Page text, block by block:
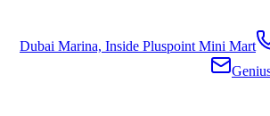
Dubai Marina, Inside Pluspoint Mini Mart